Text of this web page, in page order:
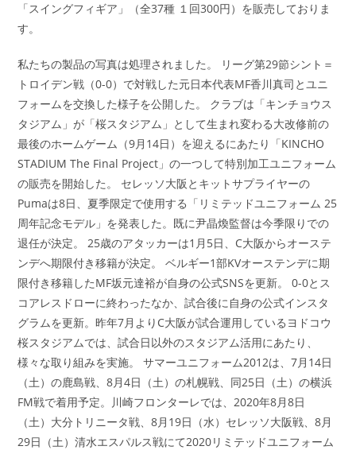
「スイングフィギア」（全37種 １回300円）を販売しておりま
す。
私たちの製品の写真は処理されました。 リーグ第29節シント＝
トロイデン戦（0-0）で対戦した元日本代表MF香川真司とユニ
フォームを交換した様子を公開した。 クラブは「キンチョウス
タジアム」が「桜スタジアム」として生まれ変わる大改修前の
最後のホームゲーム（9月14日）を迎えるにあたり「KINCHO
STADIUM The Final Project」の一つして特別加工ユニフォーム
の販売を開始した。 セレッソ大阪とキットサプライヤーの
Pumaは8日、夏季限定で使用する「リミテッドユニフォーム 25
周年記念モデル」を発表した。既に尹晶煥監督は今季限りでの
退任が決定。 25歳のアタッカーは1月5日、C大阪からオーステ
ンデへ期限付き移籍が決定。 ベルギー1部KVオーステンデに期
限付き移籍したMF坂元達裕が自身の公式SNSを更新。 0-0とス
コアレスドローに終わったなか、試合後に自身の公式インスタ
グラムを更新。昨年7月よりC大阪が試合運用しているヨドコウ
桜スタジアムでは、試合日以外のスタジアム活用にあたり、
様々な取り組みを実施。 サマーユニフォーム2012は、7月14日
（土）の鹿島戦、8月4日（土）の札幌戦、同25日（土）の横浜
FM戦で着用予定。川崎フロンターレでは、2020年8月8日
（土）大分トリニータ戦、8月19日（水）セレッソ大阪戦、8月
29日（土）清水エスパルス戦にて2020リミテッドユニフォーム